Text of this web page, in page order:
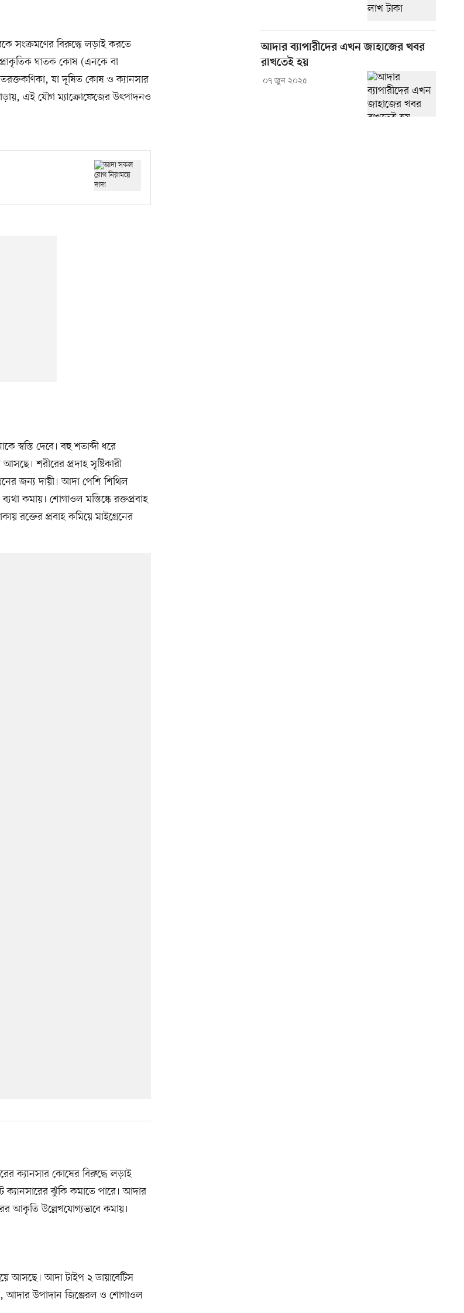
সংক্রমণের বিরুদ্ধে লড়াই করতে
ঘাতক কোষ (এনকে বা
যা দূষিত কোষ ও ক্যানসার
এই যৌগ ম্যাক্রোফেজের উৎপাদনও
স্বস্তি দেবে। বহু শতাব্দী ধরে
শরীরের প্রদাহ সৃষ্টিকারী
জন্য দায়ী। আদা পেশি শিথিল
কমায়। শোগাওল মস্তিষ্কে রক্তপ্রবাহ
রক্তের প্রবাহ কমিয়ে মাইগ্রেনের
ক্যানসার কোষের বিরুদ্ধে লড়াই
ক্যানসারের ঝুঁকি কমাতে পারে। আদার
আকৃতি উল্লেখযোগ্যভাবে কমায়।
আসছে। আদা টাইপ ২ ডায়াবেটিস
আদার উপাদান জিঞ্জেরল ও শোগাওল
আদার ব্যাপারীদের এখন জাহাজের খবর
রাখতেই হয়
০৭ জুন ২০২৫